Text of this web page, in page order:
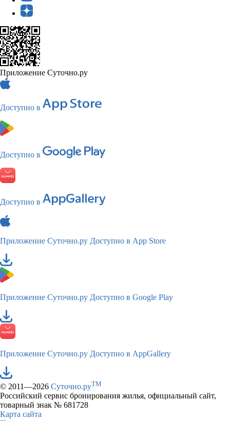
Приложение Суточно.ру
Доступно в
Доступно в
Доступно в
Приложение Суточно.ру Доступно в App Store
Приложение Суточно.ру Доступно в Google Play
Приложение Суточно.ру Доступно в AppGallery
© 2011—2026 Суточно.руTM
Российский сервис бронирования жилья, официальный сайт,
товарный знак № 681728
Карта сайта